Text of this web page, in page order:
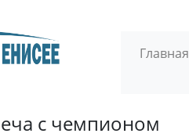
Главная
с чемпионом